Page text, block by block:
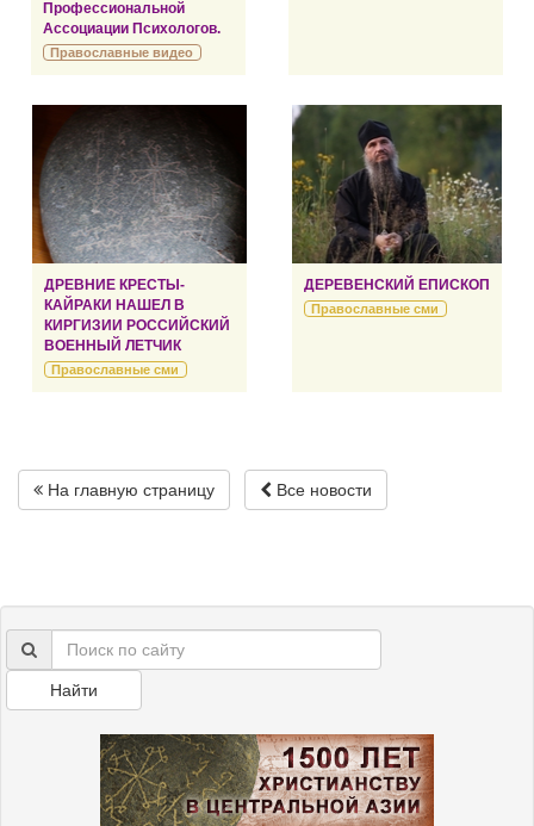
Профессиональной
Ассоциации Психологов.
Православные видео
ДРЕВНИЕ КРЕСТЫ-
КАЙРАКИ НАШЕЛ В
КИРГИЗИИ РОССИЙСКИЙ
ВОЕННЫЙ ЛЕТЧИК
Православные сми
ДЕРЕВЕНСКИЙ ЕПИСКОП
Православные сми
На главную страницу Все новости
Найти